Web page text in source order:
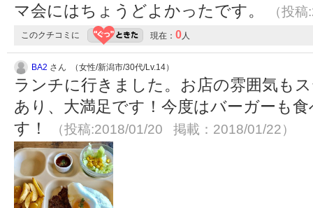
マ会にはちょうどよかったです。
（投
このクチコミに 現在： 0 人
BA2 さん （女性/新潟市/30代/Lv.14）
ランチに行きました。お店の雰囲気も
あり、大満足です！今度はバーガーも
す！
（投稿:2018/01/20 掲載：2018/01/22）